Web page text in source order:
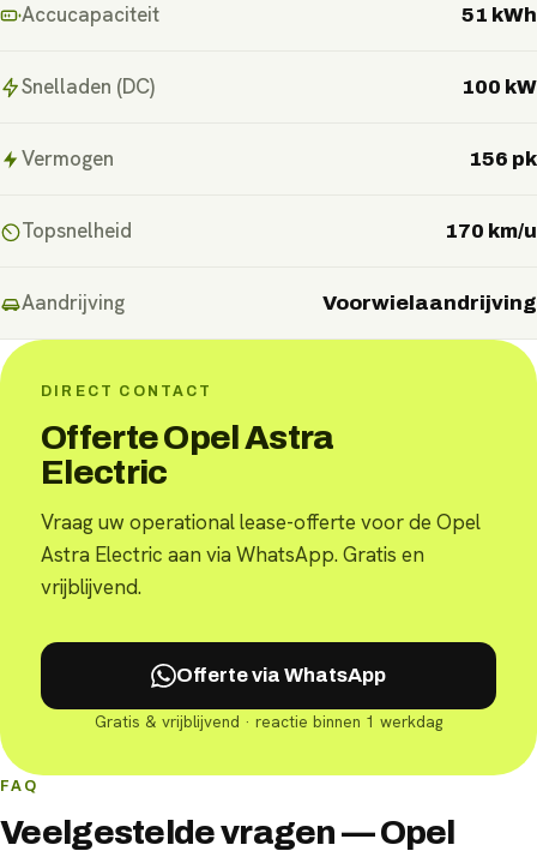
Accucapaciteit 51 kWh
Snelladen (DC) 100 kW
Vermogen 156 pk
Topsnelheid 170 km/u
Aandrijving Voorwielaandrijving
DIRECT CONTACT
Offerte Opel Astra
Electric
Vraag uw operational lease-offerte voor de Opel
Astra Electric aan via WhatsApp. Gratis en
vrijblijvend.
Offerte via WhatsApp
Gratis & vrijblijvend · reactie binnen 1 werkdag
FAQ
Veelgestelde vragen — Opel